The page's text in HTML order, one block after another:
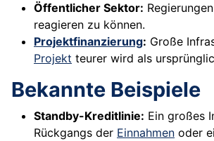
Öffentlicher Sektor:
reagieren zu können.
Projektfinanzierung: Große
Projekt teurer wird als
Bekannte Beispiele
Standby-Kreditlinie: Ein großes
Rückgangs der Einnahmen oder